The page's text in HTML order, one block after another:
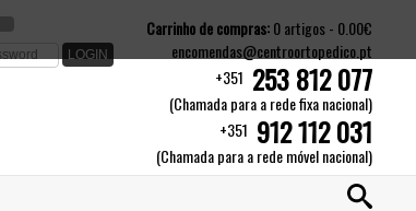
Carrinho de compras:0 artigos - 0.00€
encomendas@centroortopedico.pt
+351 253 812 077
(Chamada para a rede fixa nacional)
+351 912 112 031
(Chamada para a rede móvel nacional)